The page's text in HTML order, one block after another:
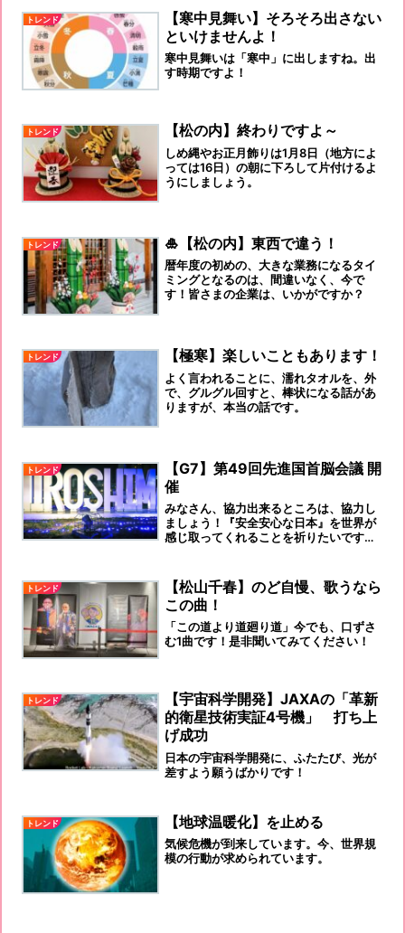
トレンド
【寒中見舞い】そろそろ出さない
といけませんよ！
寒中見舞いは「寒中」に出しますね。出
す時期ですよ！
トレンド 【松の内】終わりですよ～
しめ縄やお正月飾りは1月8日（地方によ
っては16日）の朝に下ろして片付けるよ
うにしましょう。
トレンド 🎍【松の内】東西で違う！
暦年度の初めの、大きな業務になるタイ
ミングとなるのは、間違いなく、今で
す！皆さまの企業は、いかがですか？
トレンド 【極寒】楽しいこともあります！
よく言われることに、濡れタオルを、外
で、グルグル回すと、棒状になる話があ
りますが、本当の話です。
トレンド
【G7】第49回先進国首脳会議 開
催
みなさん、協力出来るところは、協力し
ましょう！『安全安心な日本』を世界が
感じ取ってくれることを祈りたいです
田舎開催です！頑張っていただきましょ
う！
トレンド
【松山千春】のど自慢、歌うなら
この曲！
「この道より道廻り道」今でも、口ずさ
む1曲です！是非聞いてみてください！
トレンド
【宇宙科学開発】JAXAの「革新
的衛星技術実証4号機」 打ち上
げ成功
日本の宇宙科学開発に、ふたたび、光が
差すよう願うばかりです！
トレンド 【地球温暖化】を止める
気候危機が到来しています。今、世界規
模の行動が求められています。